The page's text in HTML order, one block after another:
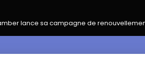
de renouvellement 2026‑2027